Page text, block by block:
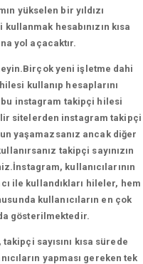
yükselen bir yıldızı
hesabınızın kısa
yol açacaktır.
yeni işletme dahi
kullanıp hesaplarını
bu instagram takipçi hilesi
sitelerden instagram takipçi
yaşamazsanız ancak diğer
takipçi sayınızın
kullanıcılarının
ile kullandıkları hileler, hem
kullanıcıların en çok
gösterilmektedir.
sayısını kısa sürede
yapması gereken tek